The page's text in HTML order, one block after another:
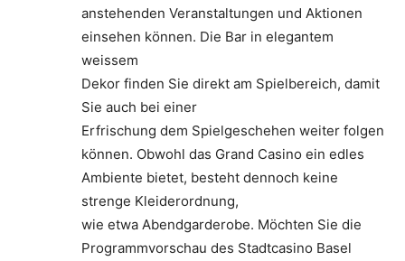
anstehenden Veranstaltungen und Aktionen
einsehen können. Die Bar in elegantem
weissem
Dekor finden Sie direkt am Spielbereich, damit
Sie auch bei einer
Erfrischung dem Spielgeschehen weiter folgen
können. Obwohl das Grand Casino ein edles
Ambiente bietet, besteht dennoch keine
strenge Kleiderordnung,
wie etwa Abendgarderobe. Möchten Sie die
Programmvorschau des Stadtcasino Basel